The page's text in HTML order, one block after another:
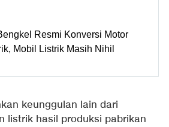
Resmi Konversi Motor
Mobil Listrik Masih Nihil
keunggulan lain dari
listrik hasil produksi pabrikan